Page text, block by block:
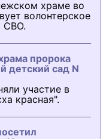
храме во
волонтерское
СВО.
пророка
детский сад N
участие в
красная".